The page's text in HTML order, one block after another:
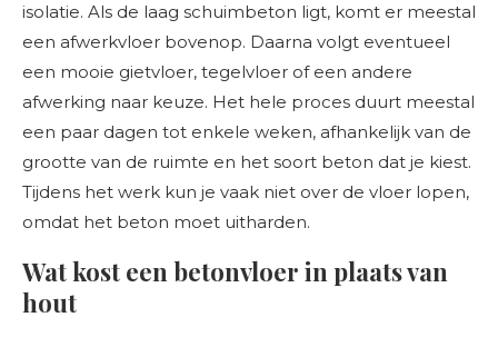
isolatie. Als de laag schuimbeton ligt, komt er meestal
een afwerkvloer bovenop. Daarna volgt eventueel
een mooie gietvloer, tegelvloer of een andere
afwerking naar keuze. Het hele proces duurt meestal
een paar dagen tot enkele weken, afhankelijk van de
grootte van de ruimte en het soort beton dat je kiest.
Tijdens het werk kun je vaak niet over de vloer lopen,
omdat het beton moet uitharden.
Wat kost een betonvloer in plaats van
hout